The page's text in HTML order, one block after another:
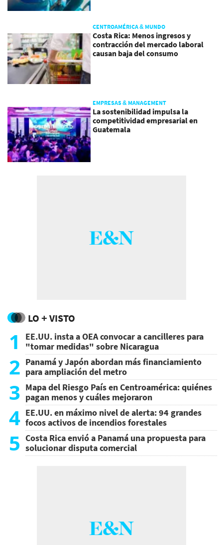
CENTROAMÉRICA & MUNDO
Costa Rica: Menos ingresos y
contracción del mercado laboral
causan baja del consumo
EMPRESAS & MANAGEMENT
La sostenibilidad impulsa la
competitividad empresarial en
Guatemala
LO + VISTO
1
EE.UU. insta a OEA convocar a cancilleres para
"tomar medidas" sobre Nicaragua
2 Panamá y Japón abordan más financiamiento
para ampliación del metro
3 Mapa del Riesgo País en Centroamérica: quiénes
pagan menos y cuáles mejoraron
4 EE.UU. en máximo nivel de alerta: 94 grandes
focos activos de incendios forestales
5 Costa Rica envió a Panamá una propuesta para
solucionar disputa comercial